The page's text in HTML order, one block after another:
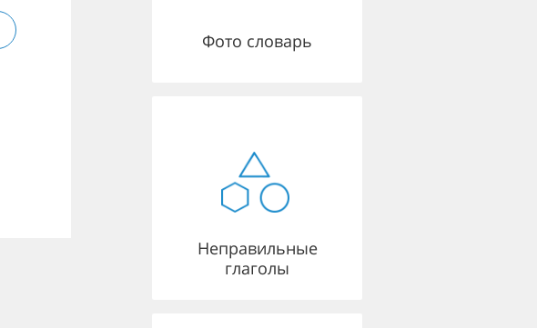
Фото словарь
Неправильные
глаголы